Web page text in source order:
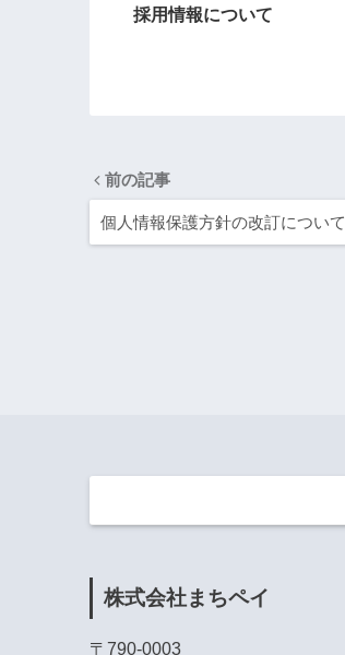
採用情報について
前の記事
個人情報保護方針の改訂について
株式会社まちペイ
〒790-0003